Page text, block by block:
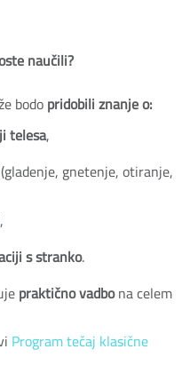
naučili?
bodopridobili znanje o:
telesa,
(gladenje, gnetenje, otiranje,
,
s stranko.
praktično vadbona celem
Program tečaj klasične